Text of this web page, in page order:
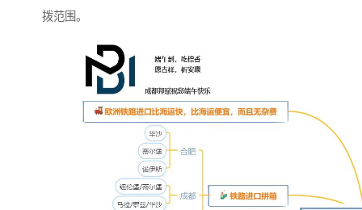
拨范围。